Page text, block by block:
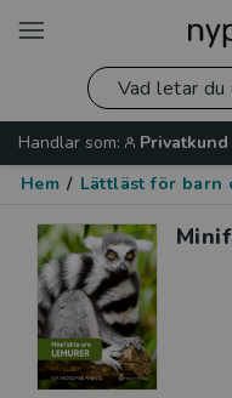
Handlar som:
Privatkund
Hem / Lättläst för barn